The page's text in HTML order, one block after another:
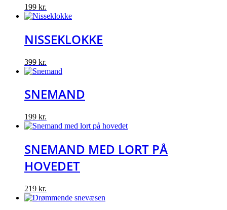
199 kr.
NISSEKLOKKE
399 kr.
SNEMAND
199 kr.
SNEMAND MED LORT PÅ
HOVEDET
219 kr.